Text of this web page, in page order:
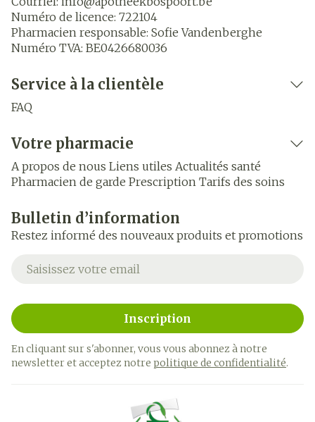
Numéro de licence: 722104
Pharmacien responsable: Sofie Vandenberghe
Numéro TVA: BE0426680036
Service à la clientèle
FAQ
Votre pharmacie
A propos de nous Liens utiles Actualités santé
Pharmacien de garde Prescription Tarifs des soins
Bulletin d’information
Restez informé des nouveaux produits et promotions
Adresse mail
Inscription
En cliquant sur s'abonner, vous vous abonnez à notre
newsletter et acceptez notre politique de confidentialité.